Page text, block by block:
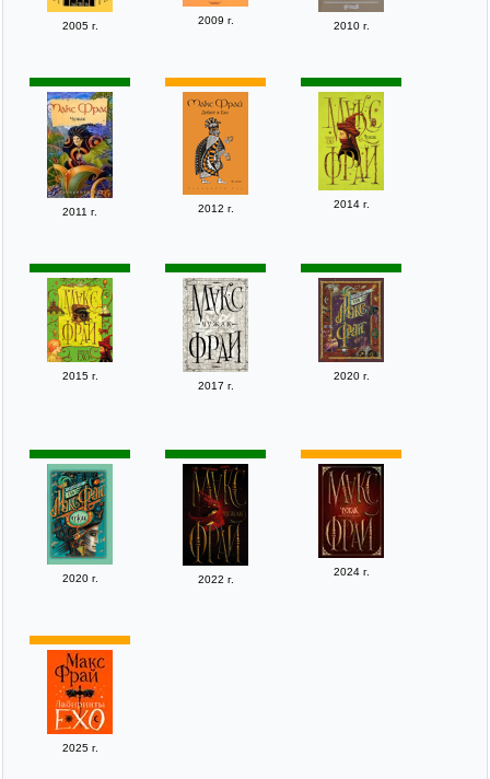
2005 г. 2009 г. 2010 г.
2011 г. 2012 г. 2014 г.
2015 г.
2017 г.
2020 г.
2020 г. 2022 г.
2024 г.
2025 г.